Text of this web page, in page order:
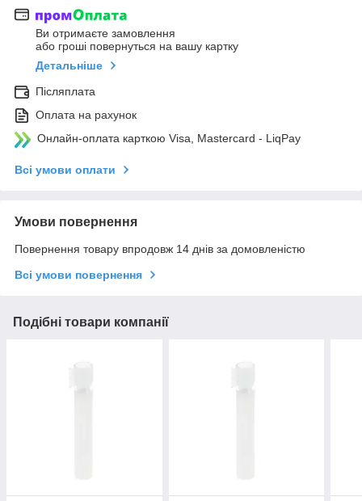
Ви отримаєте замовлення
або гроші повернуться на вашу картку
Детальніше
Післяплата
Оплата на рахунок
Онлайн-оплата карткою Visa, Mastercard - LiqPay
Всі умови оплати
Умови повернення
Повернення товару впродовж 14 днів за домовленістю
Всі умови повернення
Подібні товари компанії